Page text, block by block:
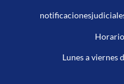
Lunes a viernes